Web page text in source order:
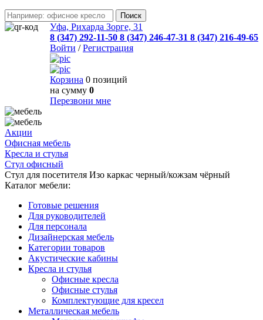
Уфа, Рихарда Зорге, 31
8 (347) 292-11-50 8 (347) 246-47-31 8 (347) 216-49-65
Войти /Регистрация
Корзина 0 позиций
на сумму 0
Перезвони мне
Акции
Офисная мебель
Кресла и стулья
Стул офисный
Стул для посетителя Изо каркас черный/кожзам чёрный
Каталог мебели:
Готовые решения
Для руководителей
Для персонала
Дизайнерская мебель
Категории товаров
Акустические кабины
Кресла и стулья
Офисные кресла
Офисные стулья
Комплектующие для кресел
Металлическая мебель